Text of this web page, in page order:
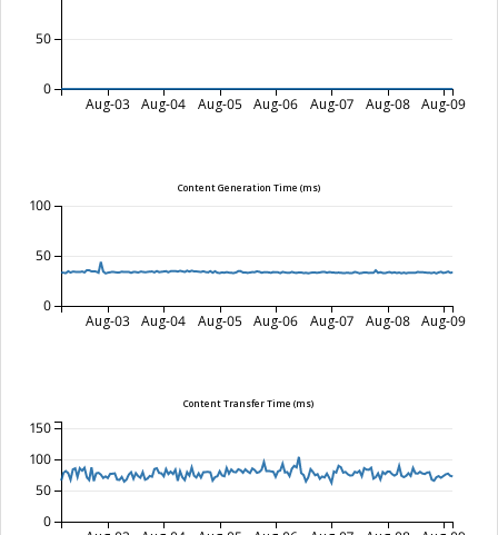
Aug-03 Aug-04 Aug-05 Aug-06 Aug-07 Aug-08 Aug-09
0
50
Content Generation Time (ms)
Aug-03 Aug-04 Aug-05 Aug-06 Aug-07 Aug-08 Aug-09
0
50
100
Content Transfer Time (ms)
0
50
100
150